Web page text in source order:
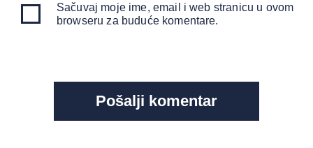
Sačuvaj moje ime, email i web stranicu u ovom
browseru za buduće komentare.